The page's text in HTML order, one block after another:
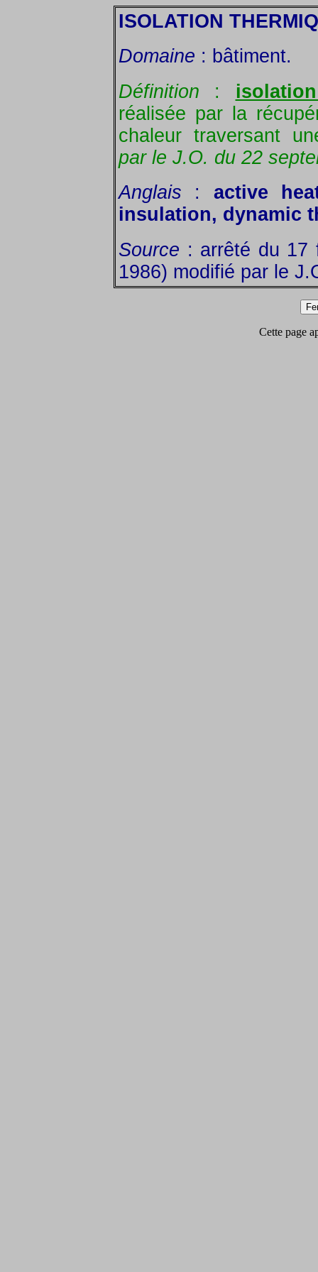
ISOLATION
Domaine : bâtiment.
Définition :
réalisée par la
chaleur traversant
par le J.O. du 22
Anglais : active
insulation, dynamic
Source : arrêté du 17
1986) modifié par le
Cette page